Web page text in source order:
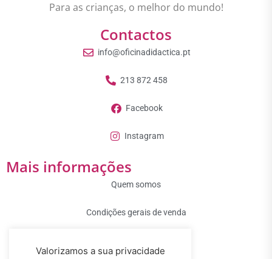
Para as crianças, o melhor do mundo!
Contactos
info@oficinadidactica.pt
213 872 458
Facebook
Instagram
Mais informações
Quem somos
Condições gerais de venda
Valorizamos a sua privacidade